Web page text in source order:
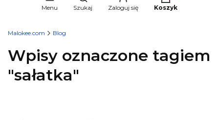
Menu Szukaj Zaloguj się Koszyk
Malokee.com Blog
Wpisy oznaczone tagiem
"sałatka"